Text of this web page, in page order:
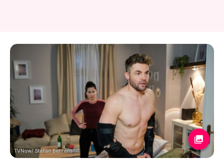
TVNow/ Stefan Behrens